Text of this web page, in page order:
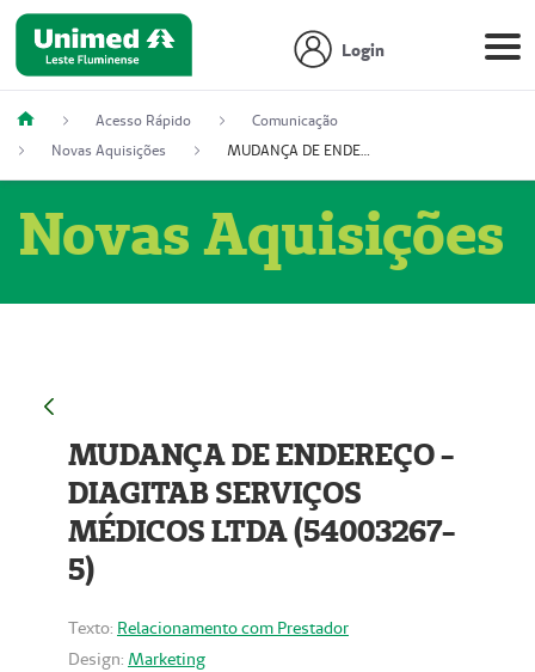
Login
Acesso Rápido
Comunicação
Novas Aquisições
MUDANÇA DE ENDEREÇO - DIAGITAB SERVIÇOS MÉDICOS LTDA (54003267-5)
Novas Aquisições
MUDANÇA DE ENDEREÇO -
DIAGITAB SERVIÇOS
MÉDICOS LTDA (54003267-
5)
Texto: Relacionamento com Prestador
Design: Marketing